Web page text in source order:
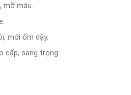
mỡ máu.
mới ốm dậy.
cấp, sang trọng.